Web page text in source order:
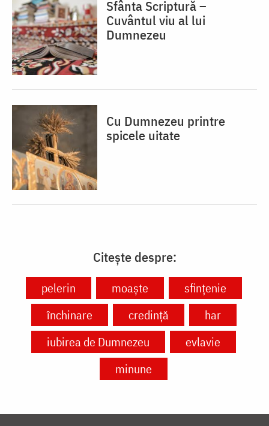
Sfânta Scriptură –
Cuvântul viu al lui
Dumnezeu
Cu Dumnezeu printre
spicele uitate
Citește despre:
pelerin moaște
sfințenie
închinare
credință
har
iubirea de Dumnezeu
evlavie
minune